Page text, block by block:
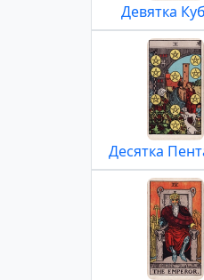
Девятка
Десятка